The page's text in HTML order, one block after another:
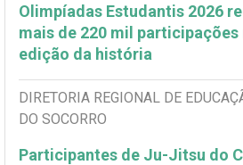
Olimpíadas Estudantis 2026
mais de 220 mil participações
edição da história
DIRETORIA REGIONAL DE
DO SOCORRO
Participantes de Ju-Jitsu do